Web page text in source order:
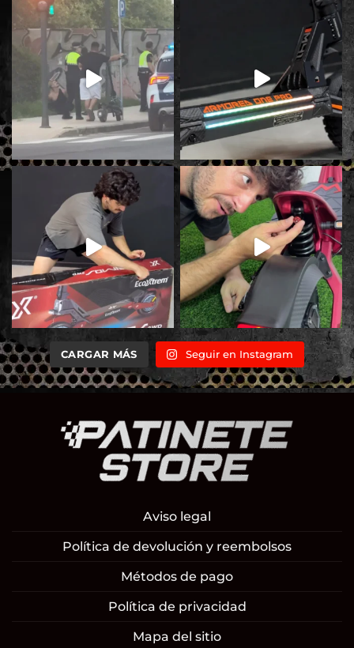
CARGAR MÁS Seguir en Instagram
Aviso legal
Política de devolución y reembolsos
Métodos de pago
Política de privacidad
Mapa del sitio